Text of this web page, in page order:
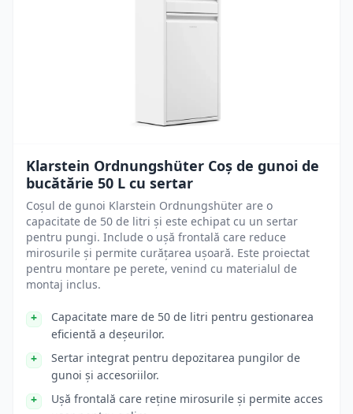
Klarstein Ordnungshüter Coș de gunoi de
bucătărie 50 L cu sertar
Coșul de gunoi Klarstein Ordnungshüter are o
capacitate de 50 de litri și este echipat cu un sertar
pentru pungi. Include o ușă frontală care reduce
mirosurile și permite curățarea ușoară. Este proiectat
pentru montare pe perete, venind cu materialul de
montaj inclus.
Capacitate mare de 50 de litri pentru gestionarea
eficientă a deșeurilor.
Sertar integrat pentru depozitarea pungilor de
gunoi și accesoriilor.
Ușă frontală care reține mirosurile și permite acces